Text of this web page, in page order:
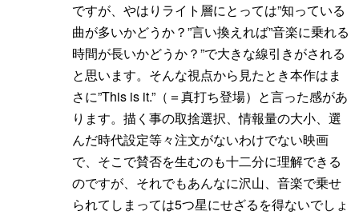
ですが、やはりライト層にとっては”知っている
曲が多いかどうか？”言い換えれば”音楽に乗れる
時間が長いかどうか？”で大きな線引きがされる
と思います。そんな視点から見たとき本作はま
さに”This is it.”（＝真打ち登場）と言った感があ
ります。描く事の取捨選択、情報量の大小、選
んだ時代設定等々注文がないわけでない映画
で、そこで賛否を生むのも十二分に理解できる
のですが、それでもあんなに沢山、音楽で乗せ
られてしまっては5つ星にせざるを得ないでしょ